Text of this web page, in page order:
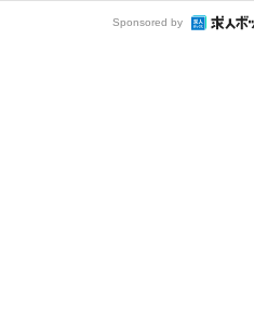
Sponsored by